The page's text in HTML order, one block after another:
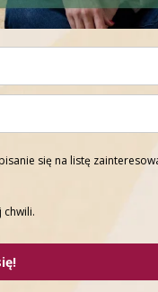
się na listę
chwili.